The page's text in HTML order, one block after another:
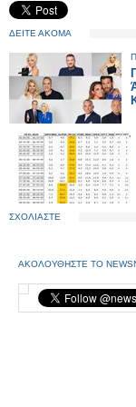
ΔΕΙΤΕ ΑΚΟΜΑ
ΣΧΟΛΙΑΣΤΕ
ΑΚΟΛΟΥΘΗΣΤΕ ΤΟ